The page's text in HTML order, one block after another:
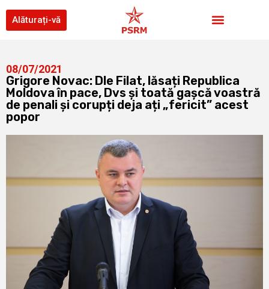
Alăturați-vă
08/07/2021
Grigore Novac: Dle Filat, lăsați Republica
Moldova în pace, Dvs și toată gașcă voastră
de penali și corupți deja ați „fericit” acest
popor